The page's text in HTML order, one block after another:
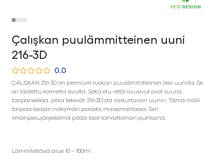
Çalışkan puulämmitteinen uuni
216-3D
0.0
ÇALIŞKAN 216-3D on premium-luokan puulämmitteinen liesi uunilla. Se
on lasitettu kolmelta sivulta. Sekä etu- että sivusivut ovat suuria
lasipaneeleja, jotka tekevät 216-3D:stä vaikuttavan uunin. Tämä malli
tarjoaa laajan näkymän palosta maisematilassa. Sen
ilmanpesujärjestelmä pitää lasit tahrattoman puhtaina.
Lämmitettävä alue 10 – 100m².